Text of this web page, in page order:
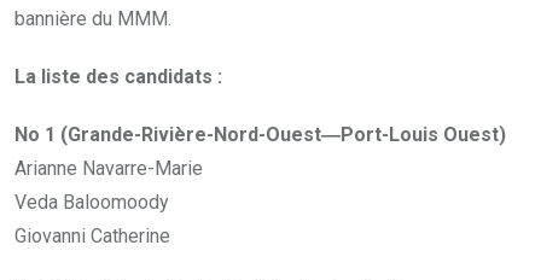
bannière du MMM.
La liste des candidats :
No 1 (Grande-Rivière-Nord-Ouest―Port-Louis Ouest)
Arianne Navarre-Marie
Veda Baloomoody
Giovanni Catherine